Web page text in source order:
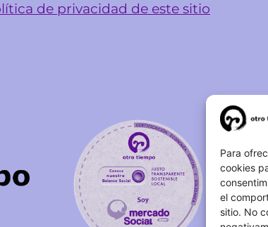
Para
cookies
el
sitio. No
de privacidad de este sitio